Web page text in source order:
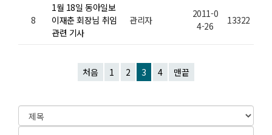
8
1월 18일 동아일보
이재춘 회장님 취임
관련 기사
관리자
2011-0
4-26
13322
처음 1 2 3 4 맨끝